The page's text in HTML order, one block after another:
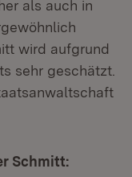
als auch in
wird aufgrund
sehr geschätzt.
Schmitt: